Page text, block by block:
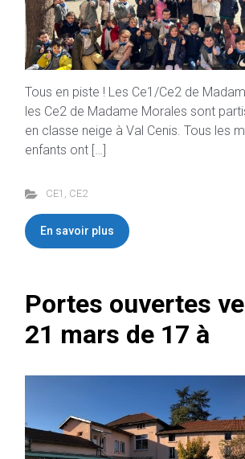
Tous en piste ! Les Ce1/Ce2 de
les Ce2 de Madame Morales sont
en classe neige à Val Cenis. Tous les
enfants ont […]
CE1 , CE2
En savoir plus
Portes ouvertes
21 mars de 17 à